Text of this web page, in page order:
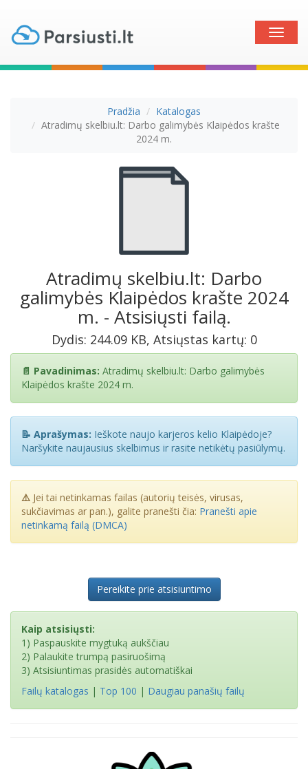
Toggle
Pradžia
Katalogas
Atradimų skelbiu.lt: Darbo galimybės Klaipėdos krašte
2024 m.
Atradimų skelbiu.lt: Darbo
galimybės Klaipėdos krašte 2024
m. - Atsisiųsti failą.
Dydis: 244.09 KB, Atsiųstas kartų: 0
📄 Pavadinimas: Atradimų skelbiu.lt: Darbo galimybės
Klaipėdos krašte 2024 m.
📝 Aprašymas: Ieškote naujo karjeros kelio Klaipėdoje?
Naršykite naujausius skelbimus ir rasite netikėtų pasiūlymų.
⚠️ Jei tai netinkamas failas (autorių teisės, virusas,
sukčiavimas ar pan.), galite pranešti čia: Pranešti apie
netinkamą failą (DMCA)
Pereikite prie atsisiuntimo
Kaip atsisiųsti:
1) Paspauskite mygtuką aukščiau
2) Palaukite trumpą pasiruošimą
3) Atsisiuntimas prasidės automatiškai
Failų katalogas | Top 100 | Daugiau panašių failų